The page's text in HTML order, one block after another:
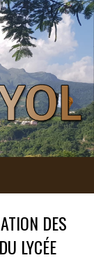
DES
LYCÉE